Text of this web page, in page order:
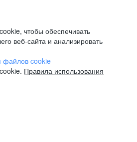
чтобы обеспечивать
веб-сайта и анализировать
файлов cookie
Правила использования